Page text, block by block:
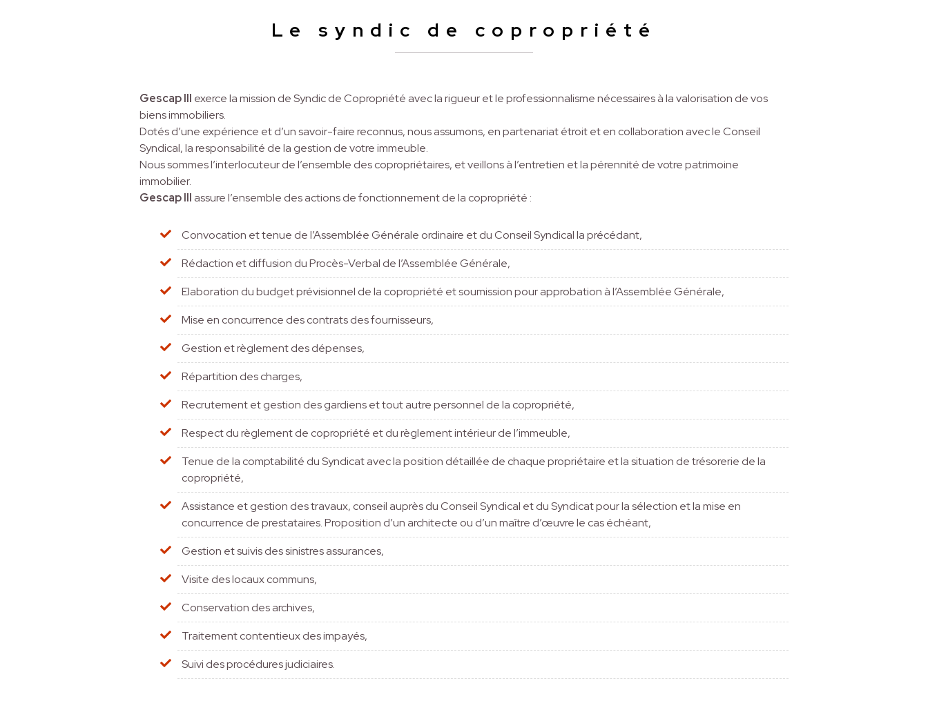
Le syndic de copropriété
Gescap III exerce la mission de Syndic de Copropriété avec la rigueur et le professionnalisme nécessaires à la valorisation de vos
biens immobiliers.
Dotés d’une expérience et d’un savoir-faire reconnus, nous assumons, en partenariat étroit et en collaboration avec le Conseil
Syndical, la responsabilité de la gestion de votre immeuble.
Nous sommes l’interlocuteur de l’ensemble des copropriétaires, et veillons à l’entretien et la pérennité de votre patrimoine
immobilier.
Gescap III assure l’ensemble des actions de fonctionnement de la copropriété :
Convocation et tenue de l’Assemblée Générale ordinaire et du Conseil Syndical la précédant,
Rédaction et diffusion du Procès-Verbal de l’Assemblée Générale,
Elaboration du budget prévisionnel de la copropriété et soumission pour approbation à l’Assemblée Générale,
Mise en concurrence des contrats des fournisseurs,
Gestion et règlement des dépenses,
Répartition des charges,
Recrutement et gestion des gardiens et tout autre personnel de la copropriété,
Respect du règlement de copropriété et du règlement intérieur de l’immeuble,
Tenue de la comptabilité du Syndicat avec la position détaillée de chaque propriétaire et la situation de trésorerie de la
copropriété,
Assistance et gestion des travaux, conseil auprès du Conseil Syndical et du Syndicat pour la sélection et la mise en
concurrence de prestataires. Proposition d’un architecte ou d’un maître d’œuvre le cas échéant,
Gestion et suivis des sinistres assurances,
Visite des locaux communs,
Conservation des archives,
Traitement contentieux des impayés,
Suivi des procédures judiciaires.